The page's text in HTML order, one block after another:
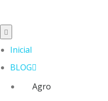
Inicial
BLOG
Agro